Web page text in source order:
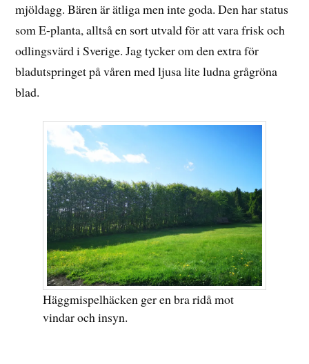
mjöldagg. Bären är ätliga men inte goda. Den har status
som E-planta, alltså en sort utvald för att vara frisk och
odlingsvärd i Sverige. Jag tycker om den extra för
bladutspringet på våren med ljusa lite ludna grågröna
blad.
Häggmispelhäcken ger en bra ridå mot
vindar och insyn.